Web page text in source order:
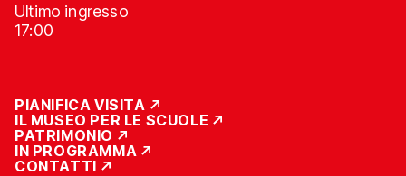
Ultimo ingresso
17:00
PIANIFICA VISITA
IL MUSEO PER LE SCUOLE
PATRIMONIO
IN PROGRAMMA
CONTATTI